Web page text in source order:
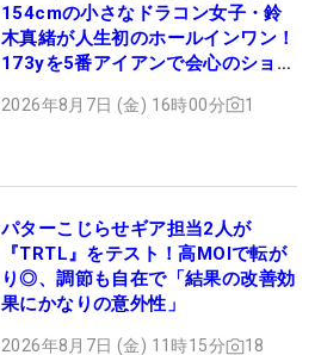
154cmの小さなドラコン女子・鈴
木真緒が人生初のホールインワン！
173yを5番アイアンで会心のショッ
2026年8月7日 (金) 16時00分 1
パターこじらせギア担当2人が
『TRTL』をテスト！高MOIで転が
り◎、調節も自在で「結果の改善効
果にかなりの意外性」
2026年8月7日 (金) 11時15分 18